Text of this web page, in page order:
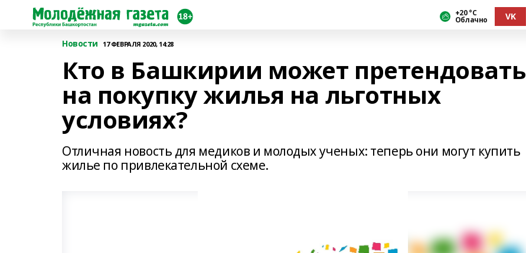
+20 °С
Облачно VK
Новости 17 ФЕВРАЛЯ 2020, 14:28
Кто в Башкирии может претендовать
на покупку жилья на льготных
условиях?
Отличная новость для медиков и молодых ученых: теперь они могут купить
жилье по привлекательной схеме.